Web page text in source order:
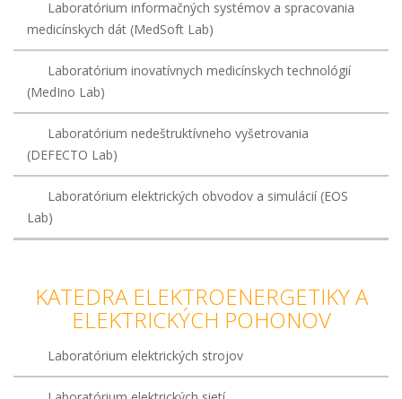
Laboratórium informačných systémov a spracovania
medicínskych dát (MedSoft Lab)
Laboratórium inovatívnych medicínskych technológií
(MedIno Lab)
Laboratórium nedeštruktívneho vyšetrovania
(DEFECTO Lab)
Laboratórium elektrických obvodov a simulácií (EOS
Lab)
KATEDRA ELEKTROENERGETIKY A
ELEKTRICKÝCH POHONOV
Laboratórium elektrických strojov